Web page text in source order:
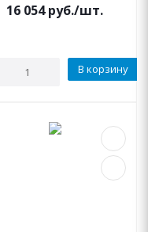
16 054руб./шт.
В корзину